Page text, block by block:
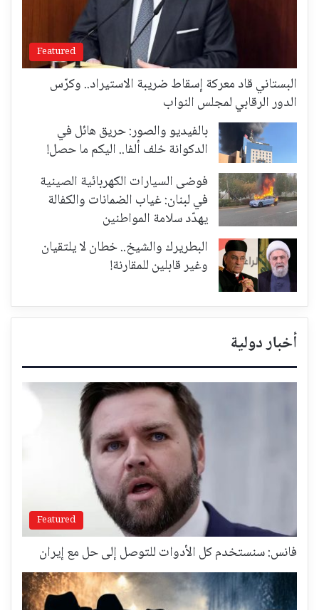
Featured
البستاني قاد معركة إسقاط ضريبة الاستيراد.. وكرّس
الدور الرقابي لمجلس النواب
بالفيديو والصور: حريق هائل في
الدكوانة خلف ألفا.. اليكم ما حصل!
فوضى السيارات الكهربائية الصينية
في لبنان: غياب الضمانات والكفالة
يهدّد سلامة المواطنين
البطريرك والشيخ.. خطان لا يلتقيان
وغير قابلين للمقارنة!
أخبار دولية
Featured
فانس: سنستخدم كل الأدوات للتوصل إلى حل مع إيران